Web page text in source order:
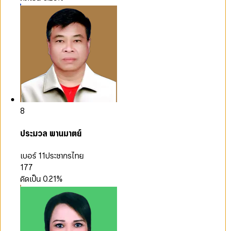
8
ประมวล พานมาตย์
เบอร์ 11ประชากรไทย
177
คิดเป็น0.21%